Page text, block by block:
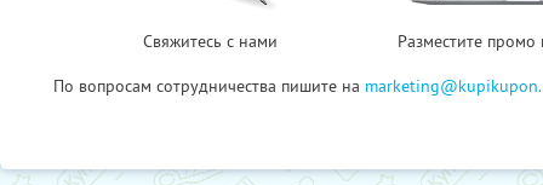
Свяжитесь с нами Разместите
По вопросам сотрудничества пишите на